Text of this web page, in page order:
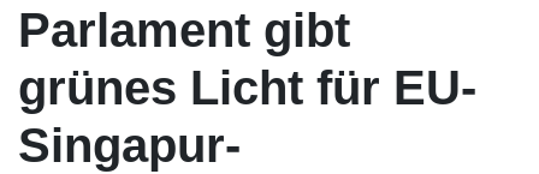
Parlament gibt
grünes Licht für EU-
Singapur-